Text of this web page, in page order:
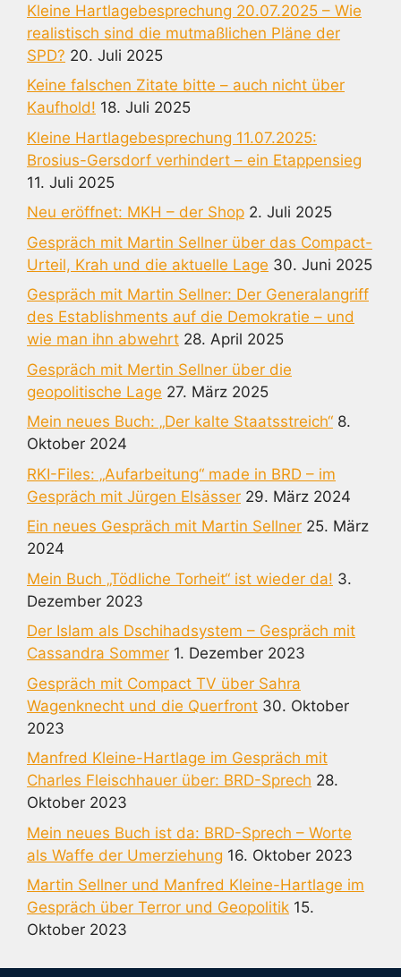
Kleine Hartlagebesprechung 20.07.2025 – Wie
realistisch sind die mutmaßlichen Pläne der
SPD? 20. Juli 2025
Keine falschen Zitate bitte – auch nicht über
Kaufhold! 18. Juli 2025
Kleine Hartlagebesprechung 11.07.2025:
Brosius-Gersdorf verhindert – ein Etappensieg
11. Juli 2025
Neu eröffnet: MKH – der Shop 2. Juli 2025
Gespräch mit Martin Sellner über das Compact-
Urteil, Krah und die aktuelle Lage 30. Juni 2025
Gespräch mit Martin Sellner: Der Generalangriff
des Establishments auf die Demokratie – und
wie man ihn abwehrt 28. April 2025
Gespräch mit Mertin Sellner über die
geopolitische Lage 27. März 2025
Mein neues Buch: „Der kalte Staatsstreich“ 8.
Oktober 2024
RKI-Files: „Aufarbeitung“ made in BRD – im
Gespräch mit Jürgen Elsässer 29. März 2024
Ein neues Gespräch mit Martin Sellner 25. März
2024
Mein Buch „Tödliche Torheit“ ist wieder da! 3.
Dezember 2023
Der Islam als Dschihadsystem – Gespräch mit
Cassandra Sommer 1. Dezember 2023
Gespräch mit Compact TV über Sahra
Wagenknecht und die Querfront 30. Oktober
2023
Manfred Kleine-Hartlage im Gespräch mit
Charles Fleischhauer über: BRD-Sprech 28.
Oktober 2023
Mein neues Buch ist da: BRD-Sprech – Worte
als Waffe der Umerziehung 16. Oktober 2023
Martin Sellner und Manfred Kleine-Hartlage im
Gespräch über Terror und Geopolitik 15.
Oktober 2023